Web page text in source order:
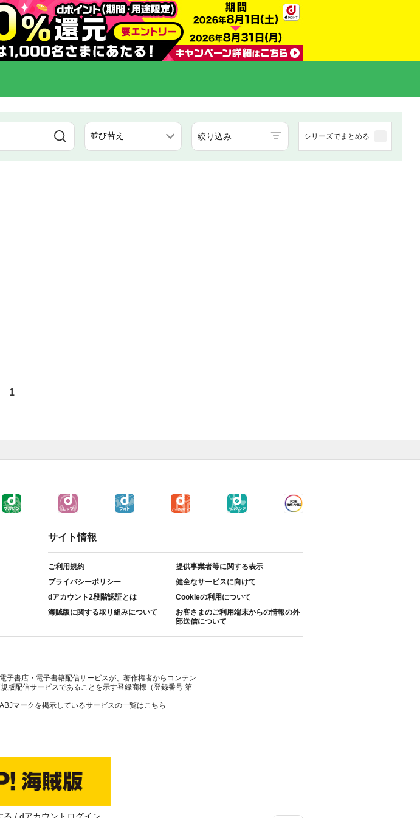
絞り込み シリーズでまとめる
1
サイト情報
ご利用規約
提供事業者等に関する表示
プライバシーポリシー
健全なサービスに向けて
dアカウント2段階認証とは
Cookieの利用について
海賊版に関する取り組みについて
お客さまのご利用端末からの情報の外
部送信について
子書店・電子書籍配信サービスが、著作権者からコンテン
版配信サービスであることを示す登録商標（登録番号 第
マークを掲示しているサービスの一覧はこちら
る dアカウントログイン